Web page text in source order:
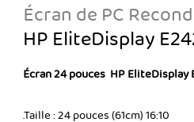
Écran de PC
HP EliteDisplay
Écran 24 pouces HP EliteDisplay
.Taille : 24 pouces (61cm) 16:10